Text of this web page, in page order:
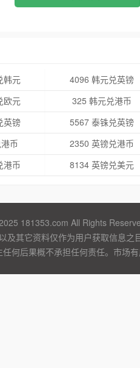
韩元
4096 韩元兑英镑
欧元
325 韩元兑港币
英镑
5567 泰铢兑英镑
币
2350 英镑兑港币
港币 8134 英镑兑美元
181353.com All Rights
其它资料仅作为用户获取信息之
何后果概不承担任何责任。市场有